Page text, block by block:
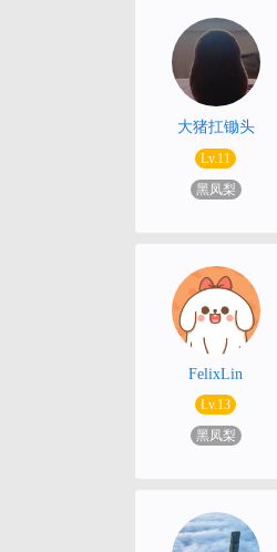
大猪扛锄头
Lv.11
黑凤梨
FelixLin
Lv.13
黑凤梨